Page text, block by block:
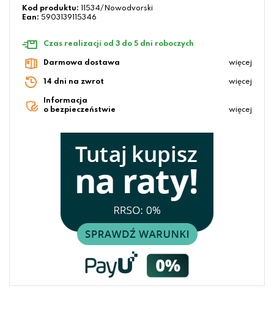
Kod produktu:
11534/Nowodvorski
Ean: 5903139115346
Czas realizacji od 3 do 5 dni roboczych
Darmowa dostawa więcej
14 dni na zwrot więcej
Informacja
o bezpieczeństwie
więcej